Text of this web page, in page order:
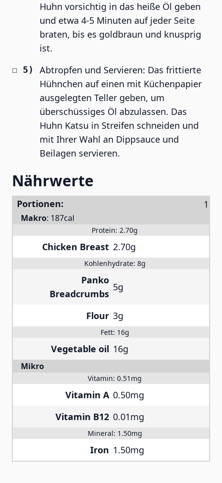
Huhn vorsichtig in das heiße Öl geben
und etwa 4-5 Minuten auf jeder Seite
braten, bis es goldbraun und knusprig
ist.
Abtropfen und Servieren: Das frittierte
Hühnchen auf einen mit Küchenpapier
ausgelegten Teller geben, um
überschüssiges Öl abzulassen. Das
Huhn Katsu in Streifen schneiden und
mit Ihrer Wahl an Dippsauce und
Beilagen servieren.
Nährwerte
Portionen:
Makro: 187cal
Protein: 2.70g
Chicken Breast 2.70g
Kohlenhydrate: 8g
Panko
Breadcrumbs
5g
Flour 3g
Fett: 16g
Vegetable oil 16g
Mikro
Vitamin: 0.51mg
Vitamin A 0.50mg
Vitamin B12 0.01mg
Mineral: 1.50mg
Iron 1.50mg